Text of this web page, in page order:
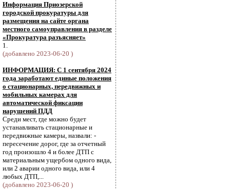
Информация Приозерской
городской прокуратуры для
размещения на сайте органа
местного самоуправления в разделе
«Прокуратура разъясняет»
1.
(добавлено 2023-06-20 )
ИНФОРМАЦИЯ: С 1 сентября 2024
года заработают единые положения
о стационарных, передвижных и
мобильных камерах для
автоматической фиксации
нарушений ПДД
Среди мест, где можно будет
устанавливать стационарные и
передвижные камеры, назвали: -
пересечение дорог, где за отчетный
год произошло 4 и более ДТП с
материальным ущербом одного вида,
или 2 аварии одного вида, или 4
любых ДТП,...
(добавлено 2023-06-20 )